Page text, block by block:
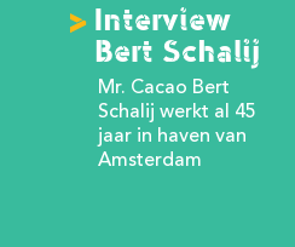
> Interview
Bert Schalij
Mr. Cacao Bert
Schalij werkt al 45
jaar in haven van
Amsterdam